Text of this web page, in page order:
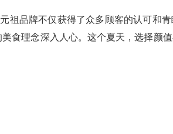
祖品牌不仅获得了众多顾客的认可和
食理念深入人心。这个夏天，选择颜